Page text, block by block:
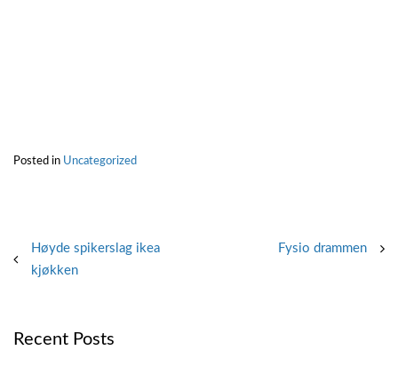
Posted in Uncategorized
Post
navigation
Høyde spikerslag ikea
kjøkken
Fysio drammen
Recent Posts